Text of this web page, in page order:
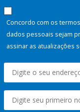
Concordo com os
dados pessoais sejam
assinar as atualizações